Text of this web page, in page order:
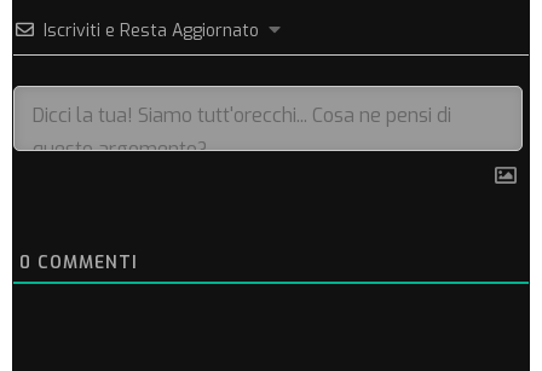
Iscriviti e Resta Aggiornato
0 COMMENTI